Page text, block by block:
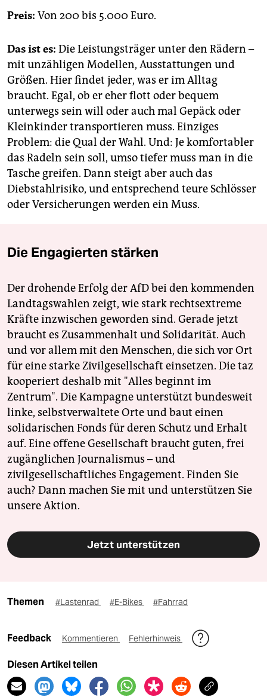
Preis: Von 200 bis 5.000 Euro.
Das ist es: Die Leistungsträger unter den Rädern –
mit unzähligen Modellen, Ausstattungen und
Größen. Hier findet jeder, was er im Alltag
braucht. Egal, ob er eher flott oder bequem
unterwegs sein will oder auch mal Gepäck oder
Kleinkinder transportieren muss. Einziges
Problem: die Qual der Wahl. Und: Je komfortabler
das Radeln sein soll, umso tiefer muss man in die
Tasche greifen. Dann steigt aber auch das
Diebstahlrisiko, und entsprechend teure Schlösser
oder Versicherungen werden ein Muss.
Die Engagierten stärken
Der drohende Erfolg der AfD bei den kommenden
Landtagswahlen zeigt, wie stark rechtsextreme
Kräfte inzwischen geworden sind. Gerade jetzt
braucht es Zusammenhalt und Solidarität. Auch
und vor allem mit den Menschen, die sich vor Ort
für eine starke Zivilgesellschaft einsetzen. Die taz
kooperiert deshalb mit "Alles beginnt im
Zentrum". Die Kampagne unterstützt bundesweit
linke, selbstverwaltete Orte und baut einen
solidarischen Fonds für deren Schutz und Erhalt
auf. Eine offene Gesellschaft braucht guten, frei
zugänglichen Journalismus – und
zivilgesellschaftliches Engagement. Finden Sie
auch? Dann machen Sie mit und unterstützen Sie
unsere Aktion.
Jetzt unterstützen
Themen #Lastenrad #E-Bikes #Fahrrad
Feedback Kommentieren Fehlerhinweis
Diesen Artikel teilen